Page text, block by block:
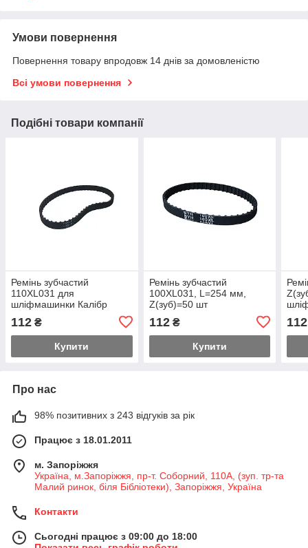
Умови повернення
Повернення товару впродовж 14 днів за домовленістю
Всі умови повернення
Подібні товари компанії
Ремінь зубчастий
110XL031 для
шліфмашинки Калібр
112 ₴
Купити
Ремінь зубчастий
100XL031, L=254 мм,
Z(зуб)=50 шт
112₴
Купити
112
Про нас
98% позитивних з 243 відгуків за рік
Працює з 18.01.2011
м. Запоріжжя
Україна, м.Запоріжжя, пр-т. Соборний, 110А, (зуп. тр-та
Малий ринок, біля Бібліотеки), Запоріжжя, Україна
Контакти
Сьогодні працює з 09:00 до 18:00